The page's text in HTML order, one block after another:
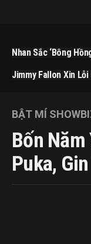
Nhan Sắc ‘bông
Jimmy Fallon Xin Lỗi
BẬT MÍ
Bốn
Puka,